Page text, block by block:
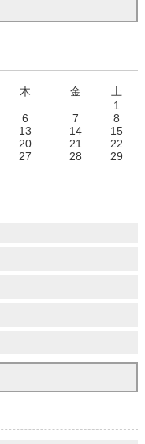
木 金
土
1
6 7
8
13 14
15
20 21
22
27 28
29